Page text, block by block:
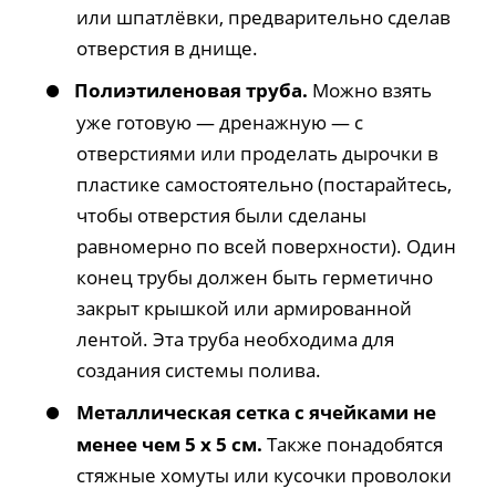
или шпатлёвки, предварительно сделав
отверстия в днище.
Полиэтиленовая труба. Можно взять
уже готовую — дренажную — с
отверстиями или проделать дырочки в
пластике самостоятельно (постарайтесь,
чтобы отверстия были сделаны
равномерно по всей поверхности). Один
конец трубы должен быть герметично
закрыт крышкой или армированной
лентой. Эта труба необходима для
создания системы полива.
Металлическая сетка с ячейками не
менее чем 5 х 5 см. Также понадобятся
стяжные хомуты или кусочки проволоки